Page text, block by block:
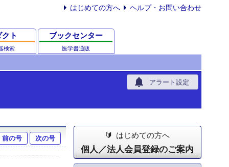
はじめての方へ ヘルプ・お問い合わせ
ト
検索
ブックセンター
医学書通販
notifications アラート設定
前の号 次の号 はじめての方へ
個人／法人会員登録のご案内